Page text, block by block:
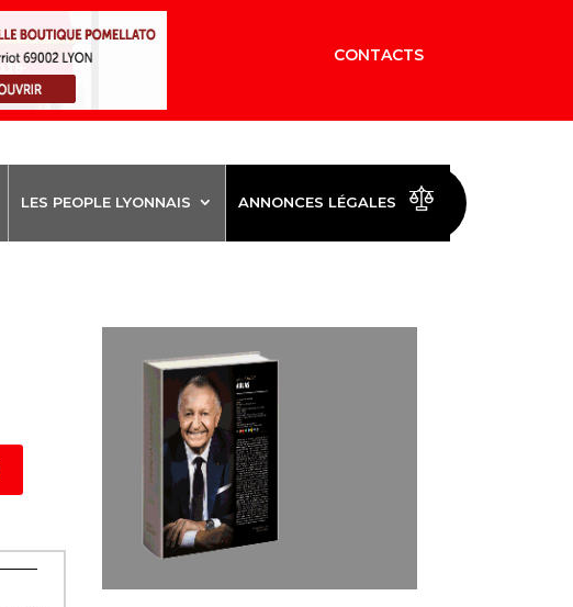
CONTACTS
LES PEOPLE LYONNAIS ANNONCES LÉGALES